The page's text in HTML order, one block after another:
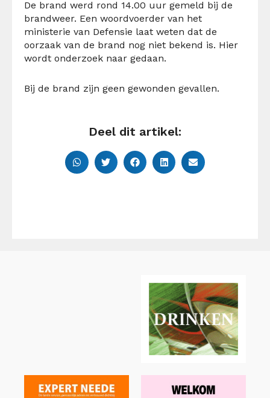
De brand werd rond 14.00 uur gemeld bij de
brandweer. Een woordvoerder van het
ministerie van Defensie laat weten dat de
oorzaak van de brand nog niet bekend is. Hier
wordt onderzoek naar gedaan.
Bij de brand zijn geen gewonden gevallen.
Deel dit artikel: